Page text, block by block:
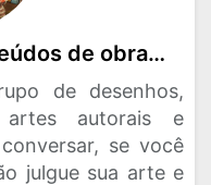
✒️✏️Criadores de conteúdos de obras artísticas(HQs-mangás-literatura)🖍️
de desenhos,
artes autorais e
se você
julgue sua arte e